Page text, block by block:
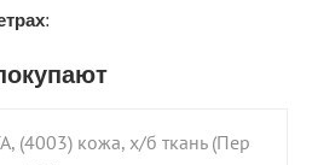
:
В КОРЗИНУ